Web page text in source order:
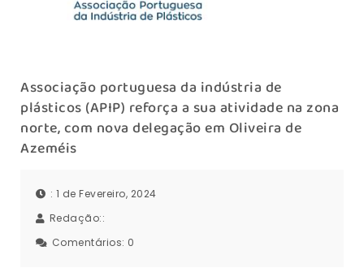
Associação portuguesa da indústria de
plásticos (APIP) reforça a sua atividade na zona
norte, com nova delegação em Oliveira de
Azeméis
: 1 de Fevereiro, 2024
Redação::
Comentários: 0